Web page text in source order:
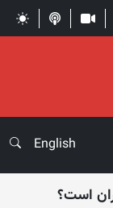
English
است؟